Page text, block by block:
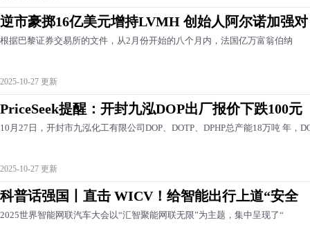
逆市豪掷16亿美元增持LVMH 创始人阿尔诺加强对
根据巴黎证券交易所的文件，从2月份开始的八个月内，法国亿万富翁伯纳
2025-10-27 更新
PriceSeek提醒：开封九泓DOP出厂报价下跌100元
10月27日，开封市九泓化工有限公司DOP、DOTP、DPHP总产能18万吨 年，
2025-10-27 更新
科普话强国丨直击 WICV！给智能出行上道“安全
2025世界智能网联汽车大会以“汇智聚能网联无限”为主题，集中呈现了“